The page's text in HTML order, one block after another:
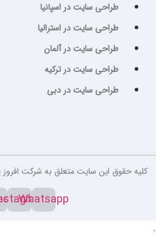
طراحی سایت در اسپانیا
طراحی سایت در استرالیا
طراحی سایت در آلمان
طراحی سایت در ترکیه
طراحی سایت در دبی
کلیه حقوق این سایت متعلق به شرکت
Whatsapp
.